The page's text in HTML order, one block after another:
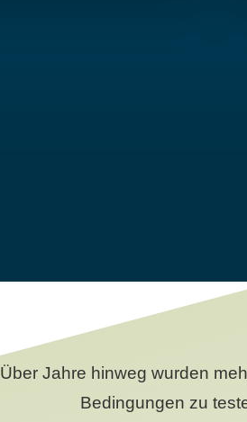
Über Jahre hinweg wurden
Bedingungen zu